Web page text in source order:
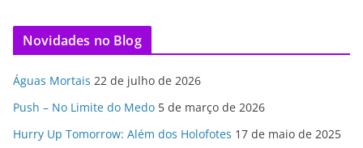
Novidades no Blog
Águas Mortais 22 de julho de 2026
Push – No Limite do Medo 5 de março de 2026
Hurry Up Tomorrow: Além dos Holofotes 17 de maio de 2025